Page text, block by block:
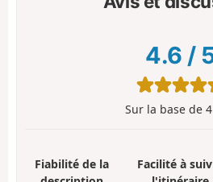
4.6 /
Sur la base de 4
Fiabilité de la
Facilité à